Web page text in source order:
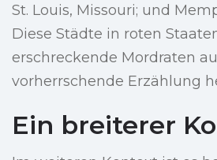
St. Louis, Missouri; und
Diese Städte in roten
erschreckende Mordraten
vorherrschende Erzählung
Ein breiterer